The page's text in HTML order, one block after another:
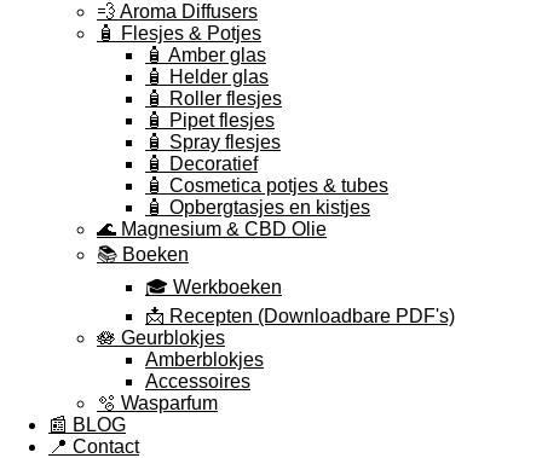
💨 Aroma Diffusers
🧴 Flesjes & Potjes
🧴 Amber glas
🧴 Helder glas
🧴 Roller flesjes
🧴 Pipet flesjes
🧴 Spray flesjes
🧴 Decoratief
🧴 Cosmetica potjes & tubes
🧴 Opbergtasjes en kistjes
🌊 Magnesium & CBD Olie
📚 Boeken
🎓 Werkboeken
📩 Recepten (Downloadbare PDF's)
🪷 Geurblokjes
Amberblokjes
Accessoires
🫧 Wasparfum
📰 BLOG
📍 Contact